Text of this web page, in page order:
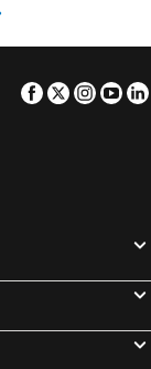
Facebook
Twitter